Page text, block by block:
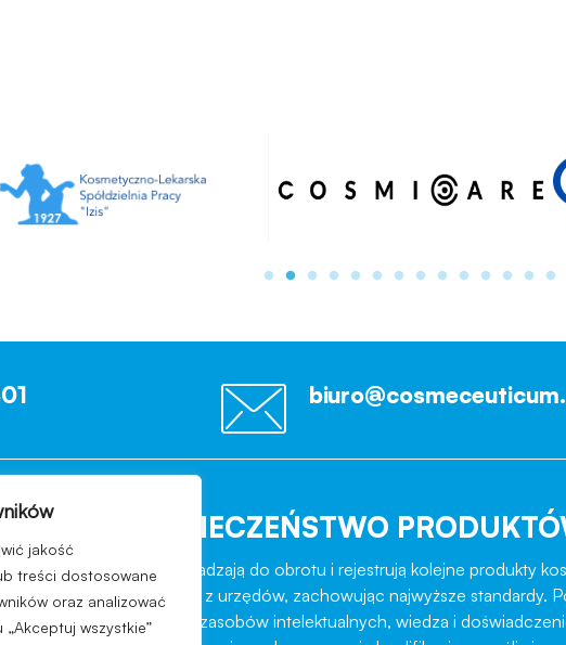
jakość
treści dostosowane
oraz analizować
wszystkie”
BEZPIECZEŃSTWO
dnia nasi Klienci wprowadzają do obrotu i rejestrują kolejne produkty
przechodzą kontrole z urzędów, zachowując najwyższe standardy.
indywidualny warsztat zasobów intelektualnych, wiedza i